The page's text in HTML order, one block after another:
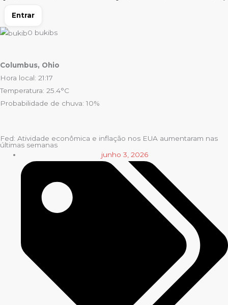
Entrar
0 bukibs
Columbus, Ohio
Hora local: 21:17
Temperatura: 25.4°C
Probabilidade de chuva: 10%
Fed: Atividade econômica e inflação nos EUA aumentaram nas
últimas semanas
junho 3, 2026